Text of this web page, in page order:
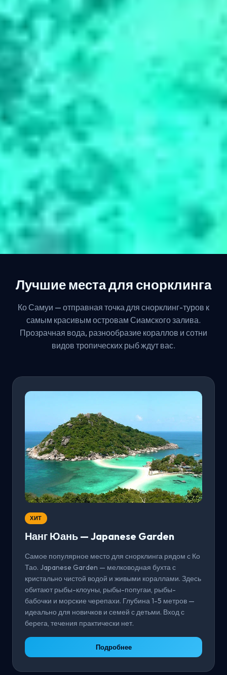
Лучшие места для снорклинга
Ко Самуи — отправная точка для снорклинг-туров к
самым красивым островам Сиамского залива.
Прозрачная вода, разнообразие кораллов и сотни
видов тропических рыб ждут вас.
ХИТ
Нанг Юань — Japanese Garden
Самое популярное место для снорклинга рядом с Ко
Тао. Japanese Garden — мелководная бухта с
кристально чистой водой и живыми кораллами. Здесь
обитают рыбы-клоуны, рыбы-попугаи, рыбы-
бабочки и морские черепахи. Глубина 1-5 метров —
идеально для новичков и семей с детьми. Вход с
берега, течения практически нет.
Подробнее